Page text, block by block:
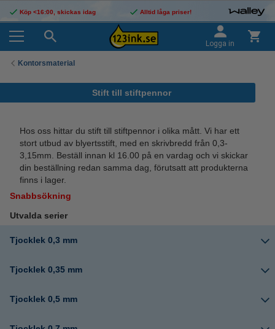
Köp <16:00, skickas idag Alltid låga priser!
Logga in
Kontorsmaterial
Stift till stiftpennor
Hos oss hittar du stift till stiftpennor i olika mått. Vi har ett
stort utbud av blyertsstift, med en skrivbredd från 0,3-
3,15mm. Beställ innan kl 16.00 på en vardag och vi skickar
din beställning redan samma dag, förutsatt att produkterna
finns i lager.
Snabbsökning
Utvalda serier
Tjocklek 0,3 mm
Tjocklek 0,35 mm
Tjocklek 0,5 mm